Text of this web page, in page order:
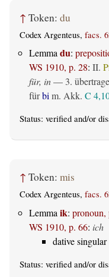
↑ Token: du
Codex Argenteus, facs.
Lemmadu:
WS 1910, p. 28: II.
für, in— 3.
fürbim. Akk. C
Status: verified and/or
↑ Token: mis
Codex Argenteus, facs.
Lemma ik: pronoun,
WS 1910, p. 66: ich
dative singular
Status: verified and/or